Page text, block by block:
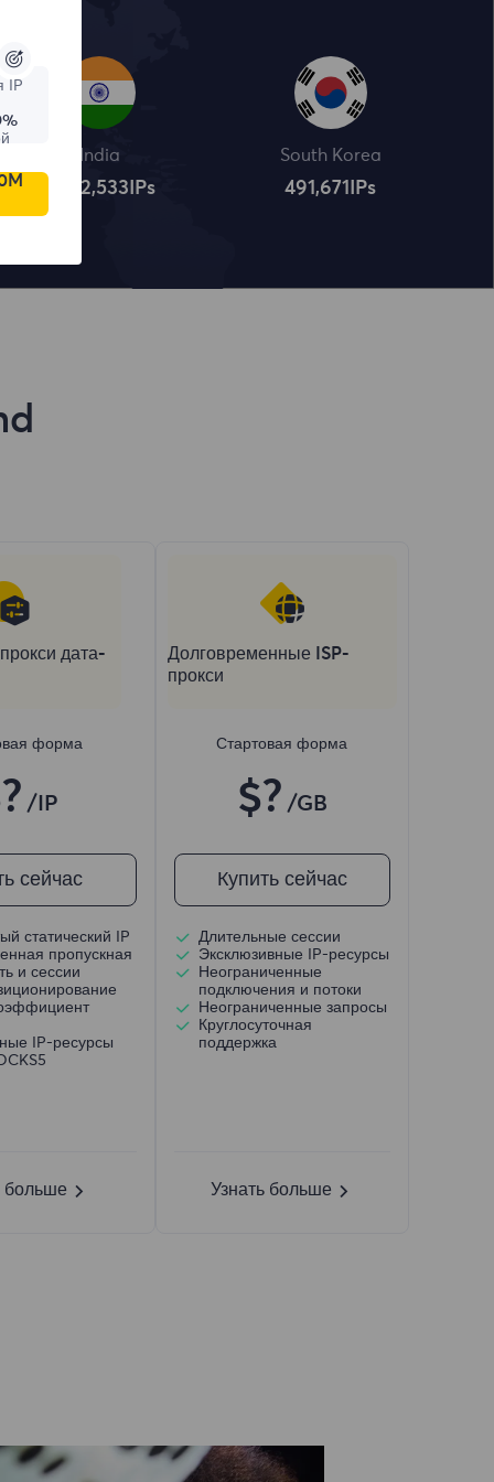
India
4,322,534 IPs
South Korea
491,672 IPs
дата-
форма
/IP
сейчас
статический IP
пропускная
и сессии
IP-ресурсы
больше
Долговременные ISP-
прокси
Стартовая форма
$? /GB
Купить сейчас
Длительные сессии
Эксклюзивные IP-ресурсы
Неограниченные
подключения и потоки
Неограниченные запросы
Круглосуточная
поддержка
Узнать больше
IP